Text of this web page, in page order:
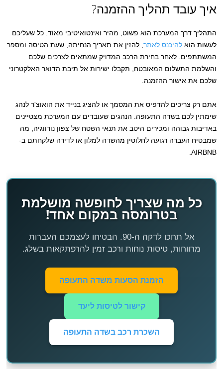
איך עובד תהליך ההזמנה?
התהליך דרך המערכת הוא פשוט, מהיר ואינטואיטיבי מאוד. כל שעליכם
לעשות הואלהיכנס לאתר , להזין את תאריך הנחיתה, שעת הטיסה ומספר
המשתתפים. לאחר בחירת הרכב המדויק שמתאים לצרכים שלכם
והשלמת התשלום המאובטח, תקבלו ישירות אל תיבת הדואר האלקטרוני
שלכם את אישור ההזמנה.
אתם רק צריכים להדפיס את המסמך או להציג בנייד את הואוצ'ר לנהג
שימתין לכם בשדה התעופה. הנהגים שעובדים עם המערכת מצטיינים
באדיבות גבוהה ומכירים היטב את תנאי השטח של צפון נורווגיה, מה
שמבטיח העברה רגועה לחלוטין מהשדה למלון או לדירה שלקחתם ב-
AIRBNB.
כל מה שצריך לחופשה מושלמת
בטרומסה במקום אחד!
אל תחכו לדקה ה-90. הבטיחו לעצמכם העברות
מרווחות, טיסות נוחות ורכב זמין להרפתקאות בשלג.
הזמנת הסעות משדה התעופה
קישור לטיסות ליעד
השכרת רכב בשדה התעופה